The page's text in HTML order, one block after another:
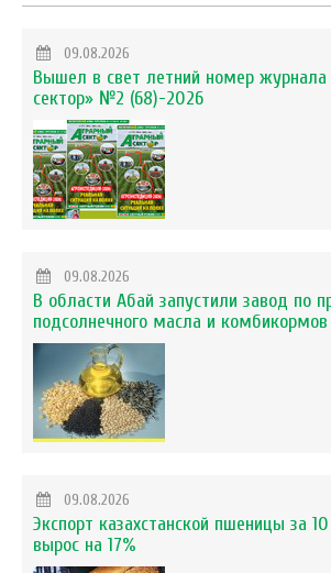
09.08.2026
Вышел в свет летний номер журнала
сектор» №2 (68)-2026
09.08.2026
В области Абай запустили завод по
подсолнечного масла и комбикормов
09.08.2026
Экспорт казахстанской пшеницы за
вырос на 17%